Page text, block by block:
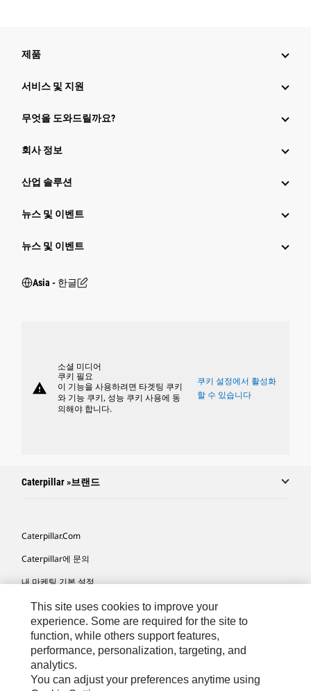
제품
서비스 및 지원
무엇을 도와드릴까요?
회사 정보
산업 솔루션
뉴스 및 이벤트
뉴스 및 이벤트
Asia - 한글
warning
소셜 미디어
쿠키 필요
이 기능을 사용하려면 타겟팅 쿠키
와 기능 쿠키, 성능 쿠키 사용에 동
의해야 합니다.
쿠키 설정에서 활성화
할 수 있습니다
Caterpillar »브랜드
Caterpillar.com
Caterpillar에 문의
내 마케팅 기본 설정
사이트 맵
Cookie Settings
법적 고지
개인정보취급방침
This site uses cookies to improve your
experience. Some are required for the site to
function, while others support features,
performance, personalization, targeting, and
analytics.
You can adjust your preferences anytime using